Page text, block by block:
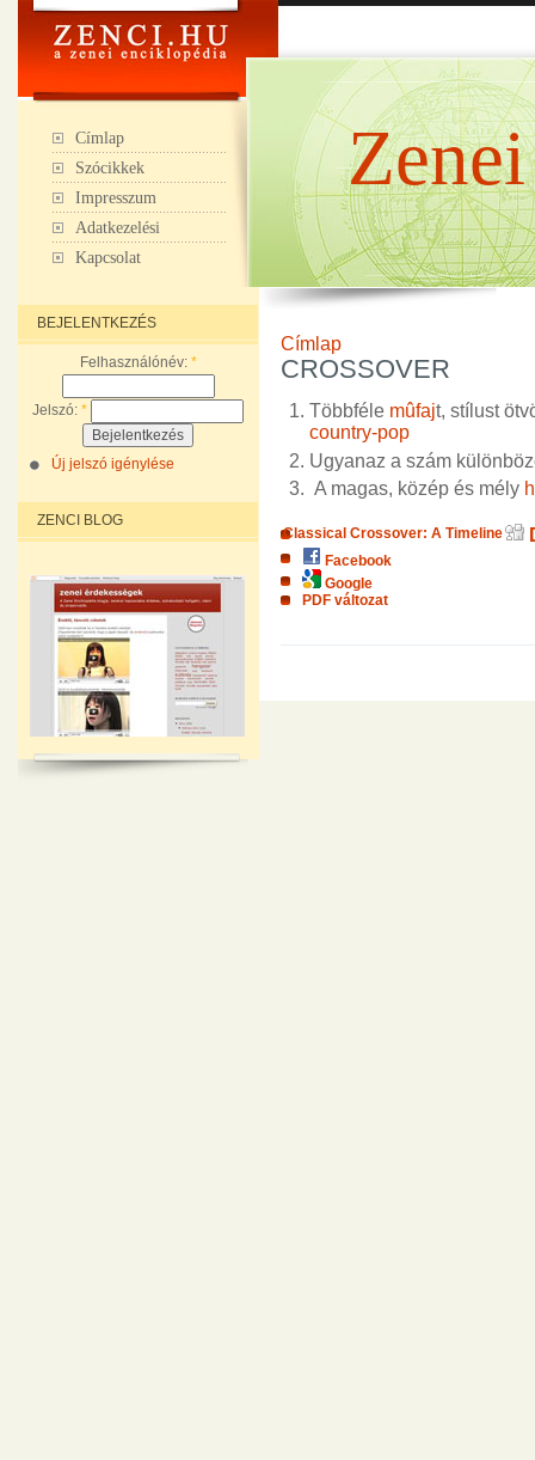
Címlap
Szócikkek
Impresszum
Adatkezelési
Kapcsolat
BEJELENTKEZÉS
Felhasználónév: *
Jelszó: *
Új jelszó igénylése
ZENCI BLOG
Címlap
CROSSOVER
Többféle mûfajt, stílust
country-pop
Ugyanaz a szám
A magas, közép és mély
Classical Crossover: A Timeline
Facebook
Google
PDF változat